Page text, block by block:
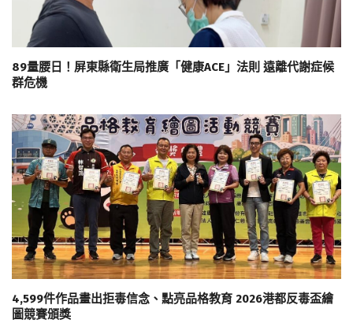
89量腰日！屏東縣衛生局推廣「健康ACE」法則 遠離代謝症候
群危機
4,599件作品畫出拒毒信念、點亮品格教育 2026港都反毒盃繪
圖競賽頒獎